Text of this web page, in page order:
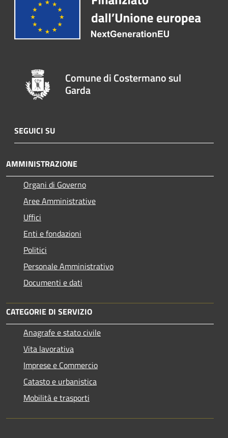
Comune di Costermano sul
Garda
SEGUICI SU
AMMINISTRAZIONE
Organi di Governo
Aree Amministrative
Uffici
Enti e fondazioni
Politici
Personale Amministrativo
Documenti e dati
CATEGORIE DI SERVIZIO
Anagrafe e stato civile
Vita lavorativa
Imprese e Commercio
Catasto e urbanistica
Mobilità e trasporti